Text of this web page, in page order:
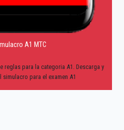
A1 MTC
reglas para la categoria A1. Descarga y
para el examen A1